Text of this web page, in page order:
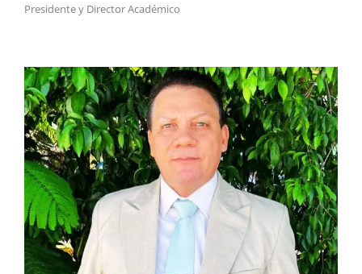
Presidente y Director Académico